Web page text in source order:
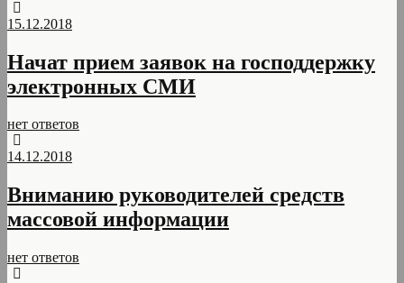
15.12.2018
Начат прием заявок на господдержку
электронных СМИ
нет ответов
14.12.2018
Вниманию руководителей средств
массовой информации
нет ответов